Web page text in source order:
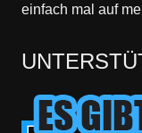
einfach mal auf